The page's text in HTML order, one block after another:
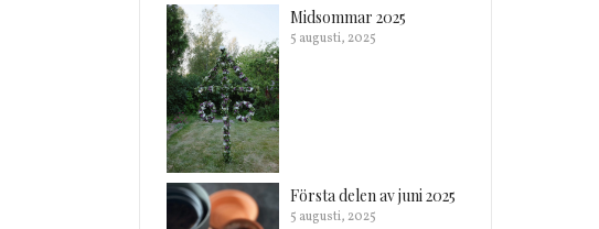
Midsommar 2025
5 augusti, 2025
Första delen av juni 2025
5 augusti, 2025